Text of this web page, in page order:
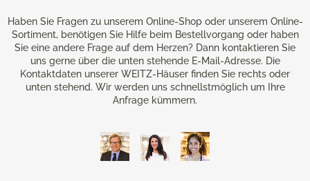
Haben Sie Fragen zu unserem Online-Shop oder unserem Online-
Sortiment, benötigen Sie Hilfe beim Bestellvorgang oder haben
Sie eine andere Frage auf dem Herzen? Dann kontaktieren Sie
uns gerne über die unten stehende E-Mail-Adresse. Die
Kontaktdaten unserer WEITZ-Häuser finden Sie rechts oder
unten stehend. Wir werden uns schnellstmöglich um Ihre
Anfrage kümmern.